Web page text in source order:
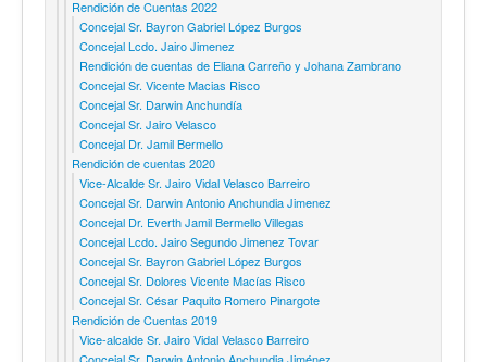
Rendición de Cuentas 2022
Concejal Sr. Bayron Gabriel López Burgos
Concejal Lcdo. Jairo Jimenez
Rendición de cuentas de Eliana Carreño y Johana Zambrano
Concejal Sr. Vicente Macias Risco
Concejal Sr. Darwin Anchundía
Concejal Sr. Jairo Velasco
Concejal Dr. Jamil Bermello
Rendición de cuentas 2020
Vice-Alcalde Sr. Jairo Vidal Velasco Barreiro
Concejal Sr. Darwin Antonio Anchundia Jimenez
Concejal Dr. Everth Jamil Bermello Villegas
Concejal Lcdo. Jairo Segundo Jimenez Tovar
Concejal Sr. Bayron Gabriel López Burgos
Concejal Sr. Dolores Vicente Macías Risco
Concejal Sr. César Paquito Romero Pinargote
Rendición de Cuentas 2019
Vice-alcalde Sr. Jairo Vidal Velasco Barreiro